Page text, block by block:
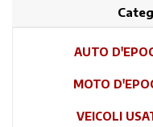
AUTO
MOTO
VEICOLI